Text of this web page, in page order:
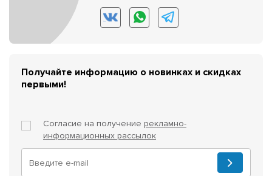
Получайте информацию о новинках и скидках
первыми!
Согласие на получение рекламно-
информационных рассылок